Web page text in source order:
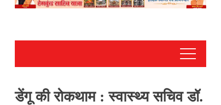
डेंगू की रोकथाम : स्वास्थ्य सचिव डॉ.